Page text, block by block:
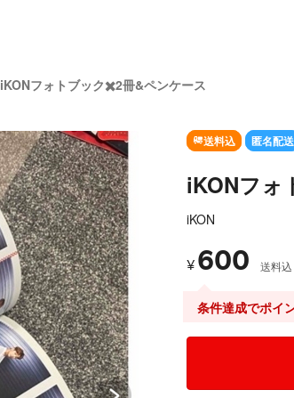
iKONフォトブック✖️2冊&ペンケース
送料込 匿名配送
iKONフォ
iKON
¥ 600 送料込
条件達成でポイ